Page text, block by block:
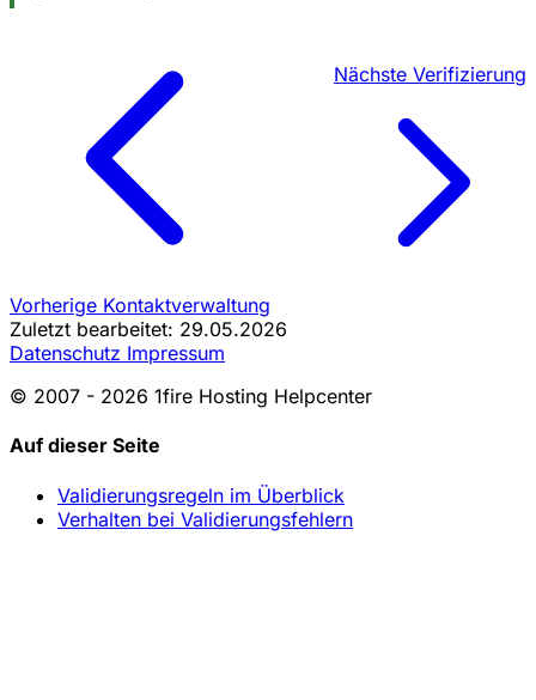
Vorherige Kontaktverwaltung
Nächste Verifizierung
Zuletzt bearbeitet: 29.05.2026
Datenschutz Impressum
© 2007 - 2026 1fire Hosting Helpcenter
Auf dieser Seite
Validierungsregeln im Überblick
Verhalten bei Validierungsfehlern